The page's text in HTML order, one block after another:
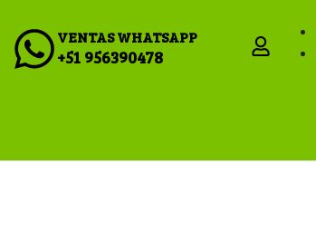
VENTAS WHATSAPP
+51 956390478